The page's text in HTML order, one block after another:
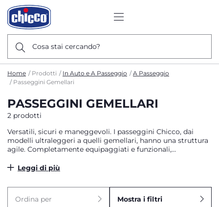
Cosa stai cercando?
Home Prodotti In Auto e A Passeggio
A Passeggio
Passeggini Gemellari
PASSEGGINI GEMELLARI
2 prodotti
Versatili, sicuri e maneggevoli. I passeggini Chicco, dai
modelli ultraleggeri a quelli gemellari, hanno una struttura
agile. Completamente equipaggiati e funzionali,
Leggi di più
Ordina per Mostra i filtri